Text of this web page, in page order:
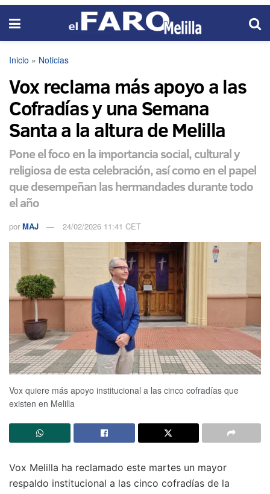
Inicio » Noticias
Vox reclama más apoyo a las
Cofradías y una Semana
Santa a la altura de Melilla
Pone el foco en la importancia social, cultural y
religiosa de esta celebración, así como en el papel
que desempeñan las hermandades durante todo
el año
por MAJ 24/02/2026 11:41 CET
Vox quiere más apoyo institucional a las cinco cofradías que
existen en Melilla
Vox Melilla ha reclamado este martes un mayor
respaldo institucional a las cinco cofradías de la